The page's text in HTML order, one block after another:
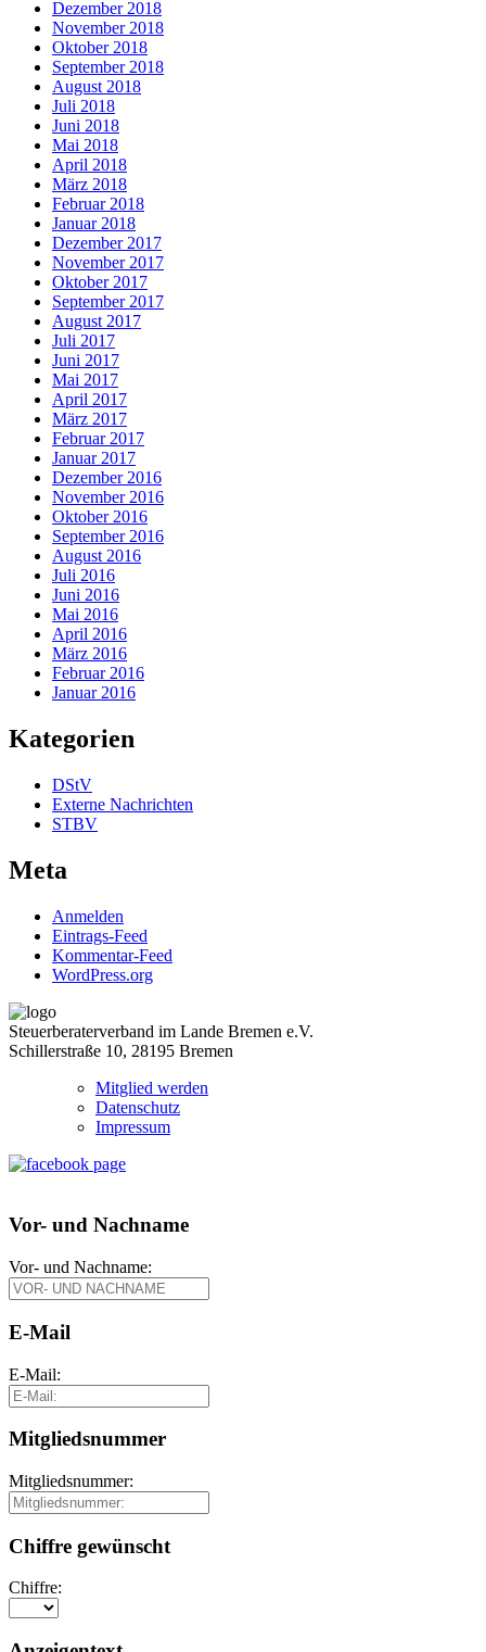
Dezember 2018
November 2018
Oktober 2018
September 2018
August 2018
Juli 2018
Juni 2018
Mai 2018
April 2018
März 2018
Februar 2018
Januar 2018
Dezember 2017
November 2017
Oktober 2017
September 2017
August 2017
Juli 2017
Juni 2017
Mai 2017
April 2017
März 2017
Februar 2017
Januar 2017
Dezember 2016
November 2016
Oktober 2016
September 2016
August 2016
Juli 2016
Juni 2016
Mai 2016
April 2016
März 2016
Februar 2016
Januar 2016
Kategorien
DStV
Externe Nachrichten
STBV
Meta
Anmelden
Eintrags-Feed
Kommentar-Feed
WordPress.org
Steuerberaterverband im Lande Bremen e.V.
Schillerstraße 10, 28195 Bremen
Mitglied werden
Datenschutz
Impressum
Vor- und Nachname
Vor- und Nachname:
E-Mail
E-Mail:
Mitgliedsnummer
Mitgliedsnummer:
Chiffre gewünscht
Chiffre: